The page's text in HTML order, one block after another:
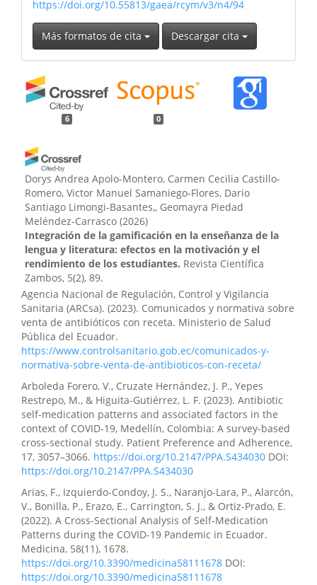
https://doi.org/10.55813/gaea/rcym/v3/n4/94
Más formatos de cita Descargar cita
6 0
Dorys Andrea Apolo-Montero, Carmen Cecilia Castillo-
Romero, Victor Manuel Samaniego-Flores, Dario
Santiago Limongi-Basantes,, Geomayra Piedad
Meléndez-Carrasco (2026)
Integración de la gamificación en la enseñanza de la
lengua y literatura: efectos en la motivación y el
rendimiento de los estudiantes. Revista Científica
Zambos, 5(2), 89.
10.69484/rcz/v5/n2/179
Abrahan Josué Valenzuela-Madera, George Steve
Andrade-Tello, Natalia Carolina Amagua-Tucta, Jhoselyn
Ximena Oleas-Bermeo, Andrea Michelle Altamirano-
Loaiza (2026)
Rol de los ISGLT2 en la protección renal más allá de la
diabetes. Revista Científica Ciencia y Método, 4(1), 53.
10.55813/gaea/rcym/v4/n1/129
Xiomara Nicolle Cobo Plúas, Denisse Mariana Roldán
Mite, Karla Franchesca Maruri Chávez, Anayeli Patricia
Cuero Samaniego, Freddy Andrés Acosta Plaza (2026)
RESISTENCIA ANTIMICROBIANA Y DISPENSACIÓN SIN
RECETA: ANÁLISIS DEL CUMPLIMIENTO NORMATIVO
EN FARMACIAS. VitalyScience Revista Científica
Multidisciplinaria , 4(10), 172.
10.56519/z4434c07
Agencia Nacional de Regulación, Control y Vigilancia
Sanitaria (ARCsa). (2023). Comunicados y normativa sobre
venta de antibióticos con receta. Ministerio de Salud
Pública del Ecuador.
https://www.controlsanitario.gob.ec/comunicados-y-
normativa-sobre-venta-de-antibioticos-con-receta/
Arboleda Forero, V., Cruzate Hernández, J. P., Yepes
Restrepo, M., & Higuita-Gutiérrez, L. F. (2023). Antibiotic
self-medication patterns and associated factors in the
context of COVID-19, Medellín, Colombia: A survey-based
cross-sectional study. Patient Preference and Adherence,
17, 3057–3066. https://doi.org/10.2147/PPA.S434030 DOI:
https://doi.org/10.2147/PPA.S434030
Arias, F., Izquierdo-Condoy, J. S., Naranjo-Lara, P., Alarcón,
V., Bonilla, P., Erazo, E., Carrington, S. J., & Ortiz-Prado, E.
(2022). A Cross-Sectional Analysis of Self-Medication
Patterns during the COVID-19 Pandemic in Ecuador.
Medicina, 58(11), 1678.
https://doi.org/10.3390/medicina58111678 DOI:
https://doi.org/10.3390/medicina58111678